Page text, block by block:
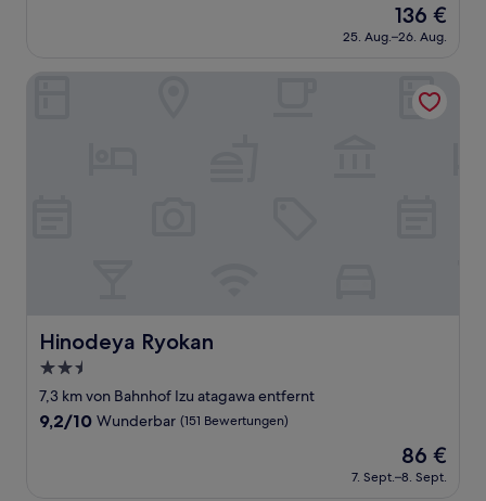
(43
Der
Preis
beträgt
136 €
25. Aug.–26. Aug.
Hinodeya Ryokan
Hinodeya Ryokan
2.5-
Sterne-
Unterkunft
7,3 km von Bahnhof Izu atagawa entfernt
9.2
9,2/10 Wunderbar (151 Bewertungen)
Der
Preis
beträgt
86 €
7. Sept.–8. Sept.